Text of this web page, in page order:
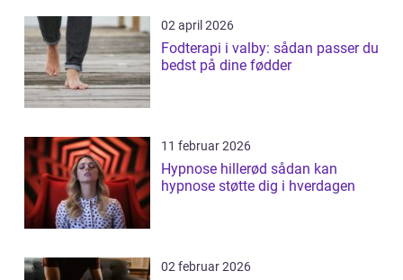
02 april 2026
Fodterapi i valby: sådan passer du
bedst på dine fødder
11 februar 2026
Hypnose hillerød sådan kan
hypnose støtte dig i hverdagen
02 februar 2026